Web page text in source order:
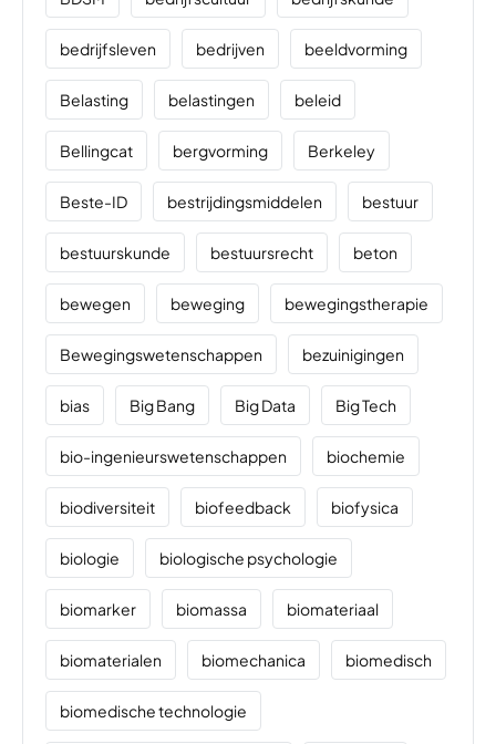
bedrijfsleven bedrijven beeldvorming
Belasting belastingen beleid
Bellingcat bergvorming Berkeley
Beste-ID bestrijdingsmiddelen bestuur
bestuurskunde bestuursrecht beton
bewegen beweging bewegingstherapie
Bewegingswetenschappen bezuinigingen
bias Big Bang Big Data Big Tech
bio-ingenieurswetenschappen biochemie
biodiversiteit biofeedback biofysica
biologie biologische psychologie
biomarker biomassa biomateriaal
biomaterialen biomechanica biomedisch
biomedische technologie